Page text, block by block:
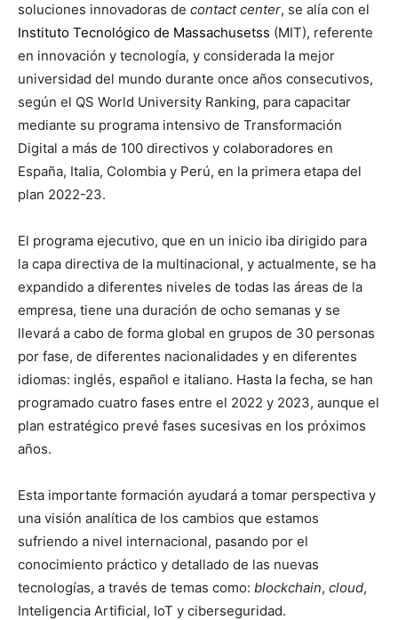
soluciones innovadoras de contact center, se alía con el
Instituto Tecnológico de Massachusetss (MIT), referente
en innovación y tecnología, y considerada la mejor
universidad del mundo durante once años consecutivos,
según el QS World University Ranking, para capacitar
mediante su programa intensivo de Transformación
Digital a más de 100 directivos y colaboradores en
España, Italia, Colombia y Perú, en la primera etapa del
plan 2022-23.
El programa ejecutivo, que en un inicio iba dirigido para
la capa directiva de la multinacional, y actualmente, se ha
expandido a diferentes niveles de todas las áreas de la
empresa, tiene una duración de ocho semanas y se
llevará a cabo de forma global en grupos de 30 personas
por fase, de diferentes nacionalidades y en diferentes
idiomas: inglés, español e italiano. Hasta la fecha, se han
programado cuatro fases entre el 2022 y 2023, aunque el
plan estratégico prevé fases sucesivas en los próximos
años.
Esta importante formación ayudará a tomar perspectiva y
una visión analítica de los cambios que estamos
sufriendo a nivel internacional, pasando por el
conocimiento práctico y detallado de las nuevas
tecnologías, a través de temas como: blockchain, cloud,
Inteligencia Artificial, IoT y ciberseguridad.